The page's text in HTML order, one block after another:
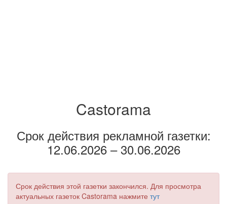
Castorama
Срок действия рекламной газетки:
12.06.2026 – 30.06.2026
Срок действия этой газетки закончился. Для просмотра
актуальных газеток Castorama нажмите тут